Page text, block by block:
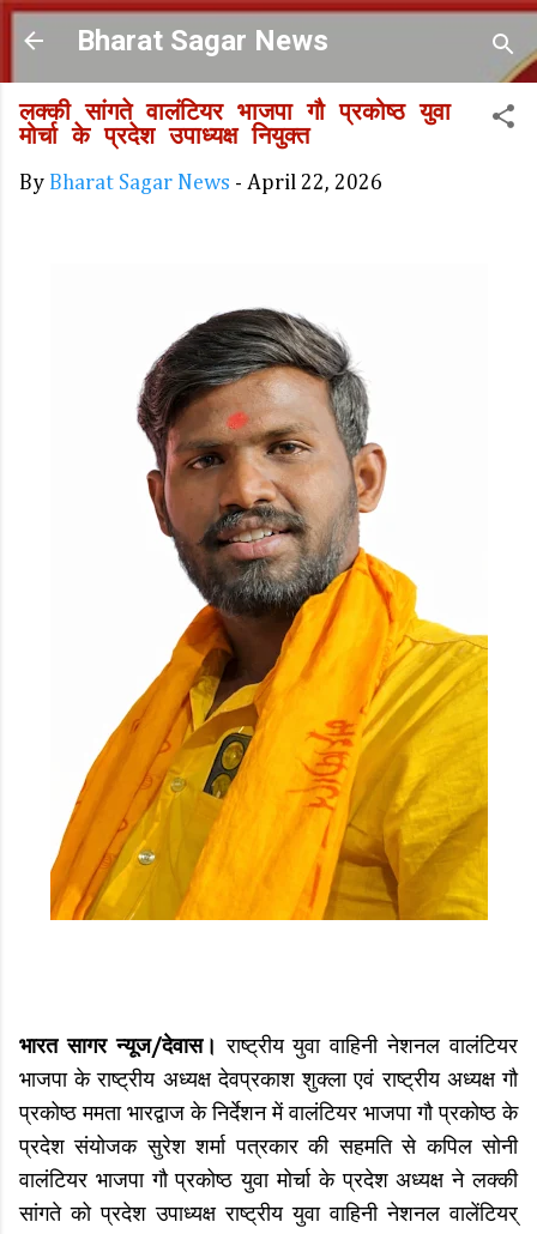
Skip to main content
Bharat Sagar News
लक्की सांगते वालंटियर भाजपा गौ प्रकोष्ठ युवा
मोर्चा के प्रदेश उपाध्यक्ष नियुक्त
By Bharat Sagar News - April 22, 2026
भारत सागर न्यूज/देवास।राष्ट्रीय युवा वाहिनी नेशनल वालंटियर
भाजपा के राष्ट्रीय अध्यक्ष देवप्रकाश शुक्ला एवं राष्ट्रीय अध्यक्ष गौ
प्रकोष्ठ ममता भारद्वाज के निर्देशन में वालंटियर भाजपा गौ प्रकोष्ठ के
प्रदेश संयोजक सुरेश शर्मा पत्रकार की सहमति से कपिल सोनी
वालंटियर भाजपा गौ प्रकोष्ठ युवा मोर्चा के प्रदेश अध्यक्ष ने लक्की
सांगते को प्रदेश उपाध्यक्ष राष्ट्रीय युवा वाहिनी नेशनल वालेंटियर्